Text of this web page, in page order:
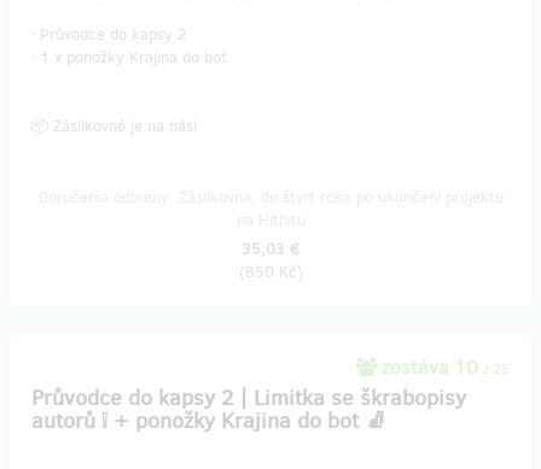
ᐧ Průvodce do kapsy 2
ᐧ 1 x ponožky Krajina do bot
📦 Zásilkovné je na nás!
35,03 €
(850 Kč)
zostáva 10 z 25
Průvodce do kapsy 2 | Limitka se škrabopisy
autorů ❕ + ponožky Krajina do bot 🧦